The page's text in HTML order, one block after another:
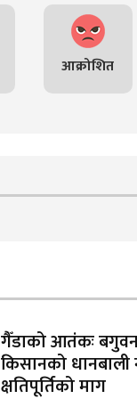
आक्रोशित
गैँडाको आतंकः
किसानको धानबाली
क्षतिपूर्तिको माग